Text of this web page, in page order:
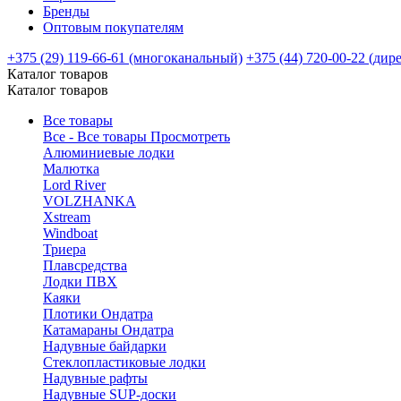
Бренды
Оптовым покупателям
+375 (29) 119-66-61 (многоканальный) +375 (44) 720-00-22
Каталог товаров
Каталог товаров
Все товары
Все - Все товары Просмотреть
Алюминиевые лодки
Малютка
Lord River
VOLZHANKA
Xstream
Windboat
Триера
Плавсредства
Лодки ПВХ
Каяки
Плотики Ондатра
Катамараны Ондатра
Надувные байдарки
Стеклопластиковые лодки
Надувные рафты
Надувные SUP-доски